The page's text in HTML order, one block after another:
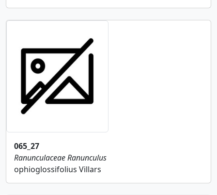
065_27
RanunculaceaeRanunculus
ophioglossifolius Villars